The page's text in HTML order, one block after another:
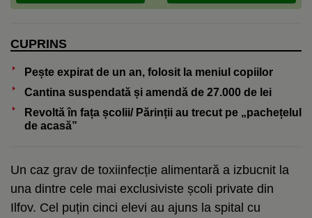
CUPRINS
Pește expirat de un an, folosit la meniul copiilor
Cantina suspendată și amendă de 27.000 de lei
Revoltă în fața școlii/ Părinții au trecut pe „pachețelul
de acasă”
Un caz grav de toxiinfecție alimentară a izbucnit la
una dintre cele mai exclusiviste școli private din
Ilfov. Cel puțin cinci elevi au ajuns la spital cu